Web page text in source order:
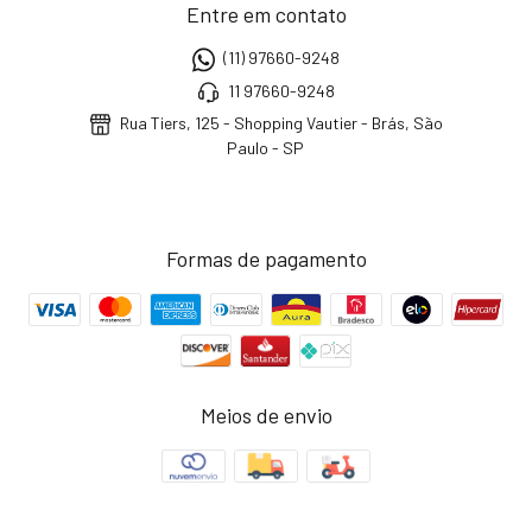
Entre em contato
(11) 97660-9248
11 97660-9248
Rua Tiers, 125 - Shopping Vautier - Brás, São
Paulo - SP
Formas de pagamento
Meios de envio